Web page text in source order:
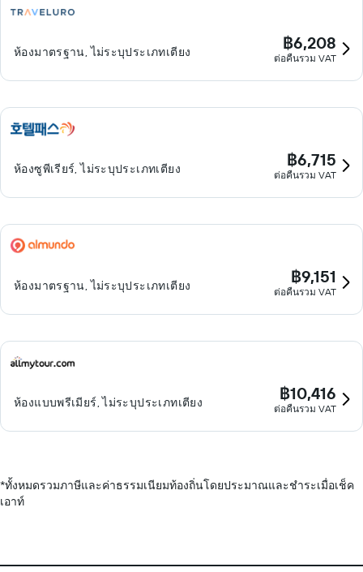
ห้องมาตรฐาน, ไม่ระบุประเภทเตียง ฿6,208
ต่อคืนรวม VAT
ห้องซูพีเรียร์, ไม่ระบุประเภทเตียง ฿6,715
ต่อคืนรวม VAT
ห้องมาตรฐาน, ไม่ระบุประเภทเตียง ฿9,151
ต่อคืนรวม VAT
ห้องแบบพรีเมียร์, ไม่ระบุประเภทเตียง ฿10,416
ต่อคืนรวม VAT
*ทั้งหมดรวมภาษีและค่าธรรมเนียมท้องถิ่นโดยประมาณและชำระเมื่อเช็ค
เอาท์